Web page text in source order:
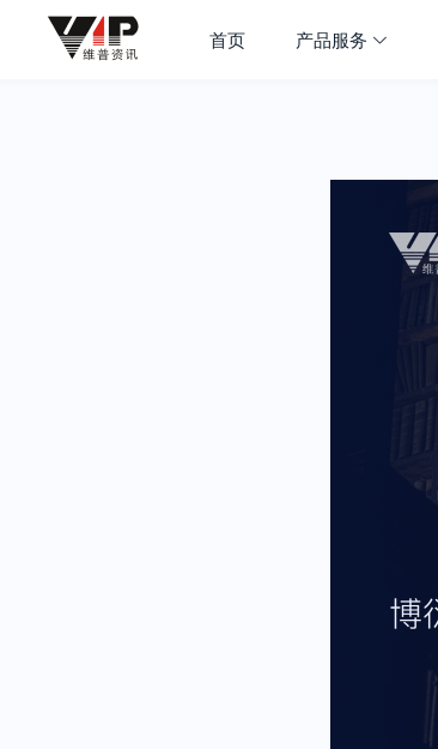
首页 产品服务